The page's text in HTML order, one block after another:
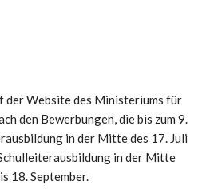
der Website des Ministeriums für
den Bewerbungen, die bis zum 9.
in der Mitte des 17. Juli
in der Mitte
18. September.